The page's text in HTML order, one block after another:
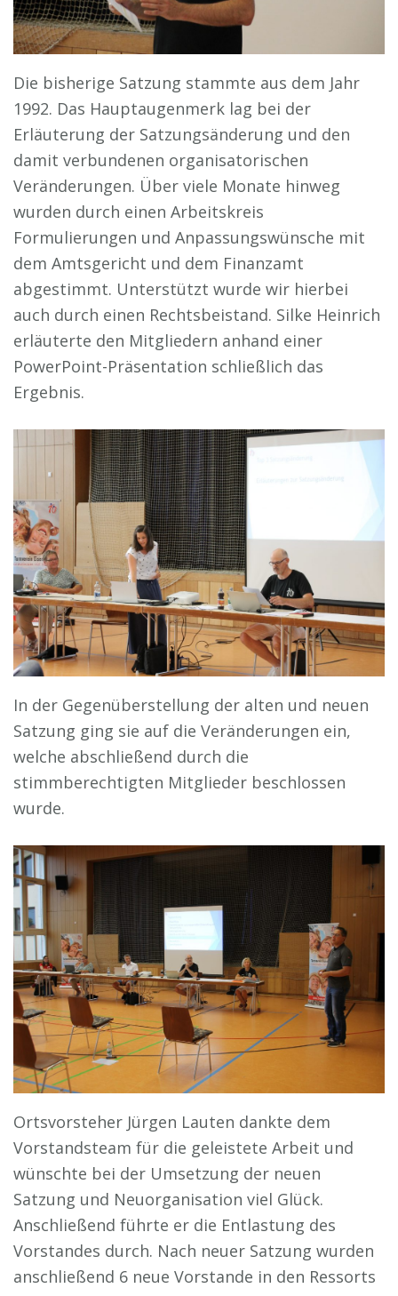
Die bisherige Satzung stammte aus dem Jahr
1992. Das Hauptaugenmerk lag bei der
Erläuterung der Satzungsänderung und den
damit verbundenen organisatorischen
Veränderungen. Über viele Monate hinweg
wurden durch einen Arbeitskreis
Formulierungen und Anpassungswünsche mit
dem Amtsgericht und dem Finanzamt
abgestimmt. Unterstützt wurde wir hierbei
auch durch einen Rechtsbeistand. Silke Heinrich
erläuterte den Mitgliedern anhand einer
PowerPoint-Präsentation schließlich das
Ergebnis.
In der Gegenüberstellung der alten und neuen
Satzung ging sie auf die Veränderungen ein,
welche abschließend durch die
stimmberechtigten Mitglieder beschlossen
wurde.
Ortsvorsteher Jürgen Lauten dankte dem
Vorstandsteam für die geleistete Arbeit und
wünschte bei der Umsetzung der neuen
Satzung und Neuorganisation viel Glück.
Anschließend führte er die Entlastung des
Vorstandes durch. Nach neuer Satzung wurden
anschließend 6 neue Vorstande in den Ressorts